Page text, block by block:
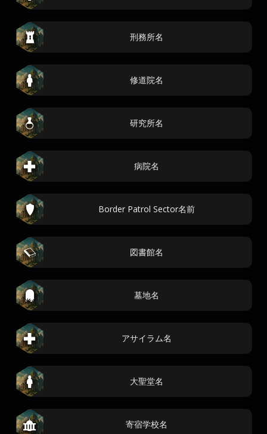
刑務所名
修道院名
研究所名
病院名
Border Patrol Sector名前
図書館名
墓地名
アサイラム名
大聖堂名
寄宿学校名